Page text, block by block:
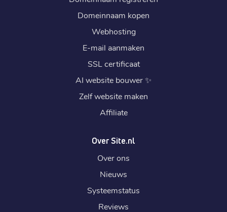
Domeinnaam kopen
Webhosting
E-mail aanmaken
SSL certificaat
AI website bouwer✨
Zelf website maken
Affiliate
Over Site.nl
Over ons
Nieuws
Systeemstatus
Reviews